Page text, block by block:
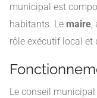
municipal est
habitants. Le maire
rôle exécutif local et
Le conseil